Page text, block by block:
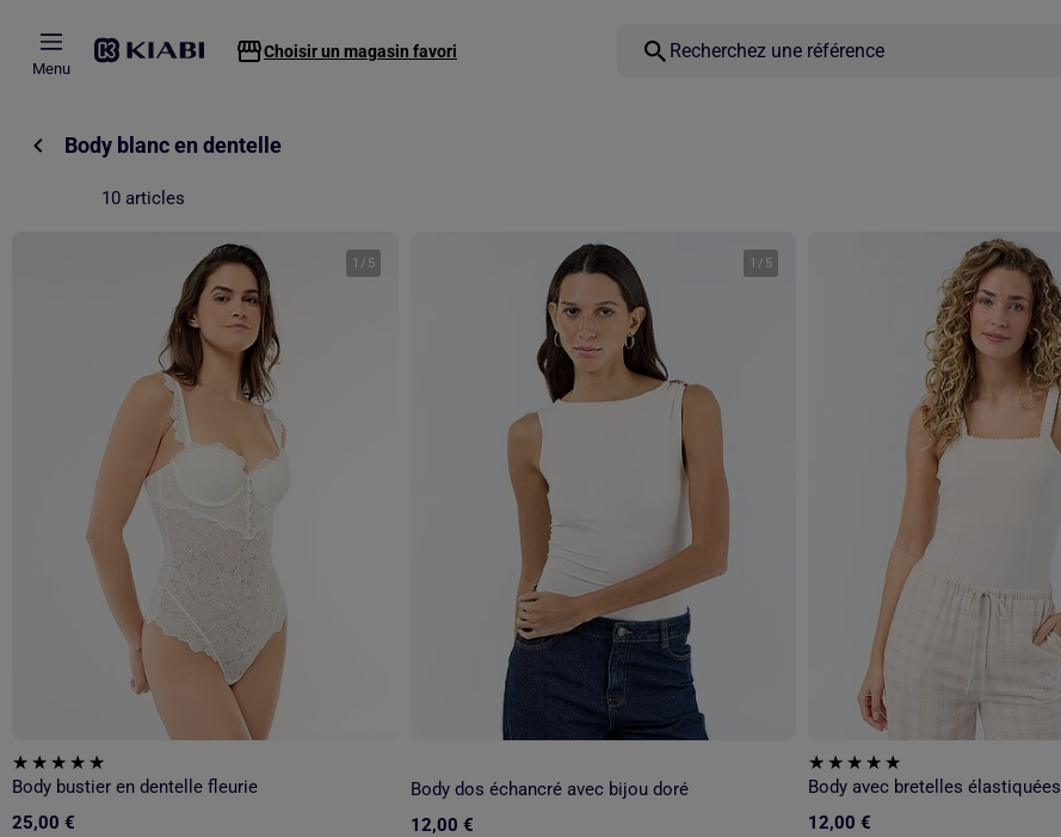
Menu
Choisir un magasin favori
Body blanc en dentelle
10 articles
1 / 5
Body bustier en dentelle fleurie
25,00 €
1 / 5
Body dos échancré avec bijou doré
12,00 €
Body avec bretelles élastiquées
12,00 €